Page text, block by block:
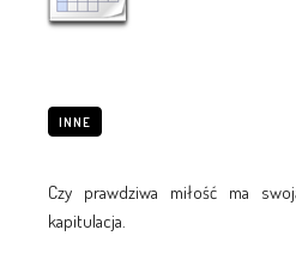
INNE
Czy prawdziwa miłość ma
kapitulacja.